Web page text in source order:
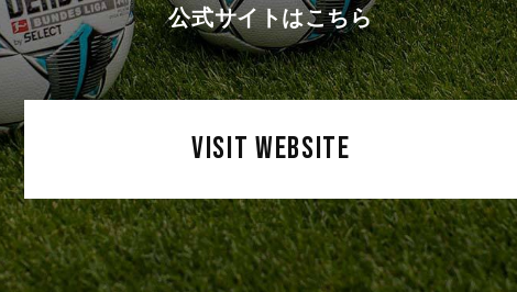
公式サイトはこちら
VISIT WEBSITE